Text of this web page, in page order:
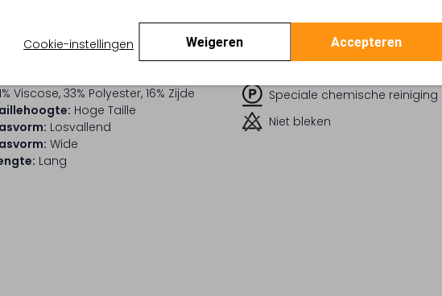
Cookie-instellingen Weigeren Accepteren
Metallic
Viscose, 33% Polyester, 16% Zijde
Hoge Taille
Losvallend
Wide
Lang
Strijken op maximaal 110 °C
Speciale chemische reiniging
Niet bleken